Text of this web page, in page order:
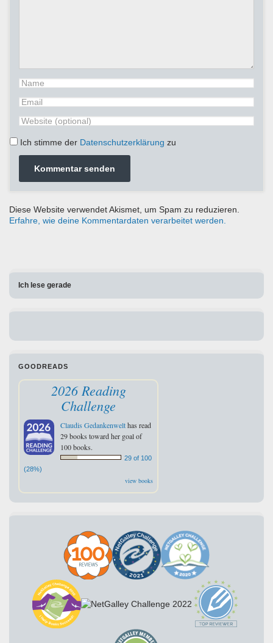
Ich stimme der Datenschutzerklärung zu
Diese Website verwendet Akismet, um Spam zu reduzieren.
Erfahre, wie deine Kommentardaten verarbeitet werden.
Ich lese gerade
GOODREADS
2026 Reading
Challenge
Claudis Gedankenwelthas read
29 books toward her goal of
100 books.
29 of 100
(28%)
view books